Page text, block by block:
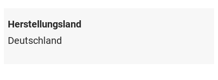
Herstellungsland
Deutschland